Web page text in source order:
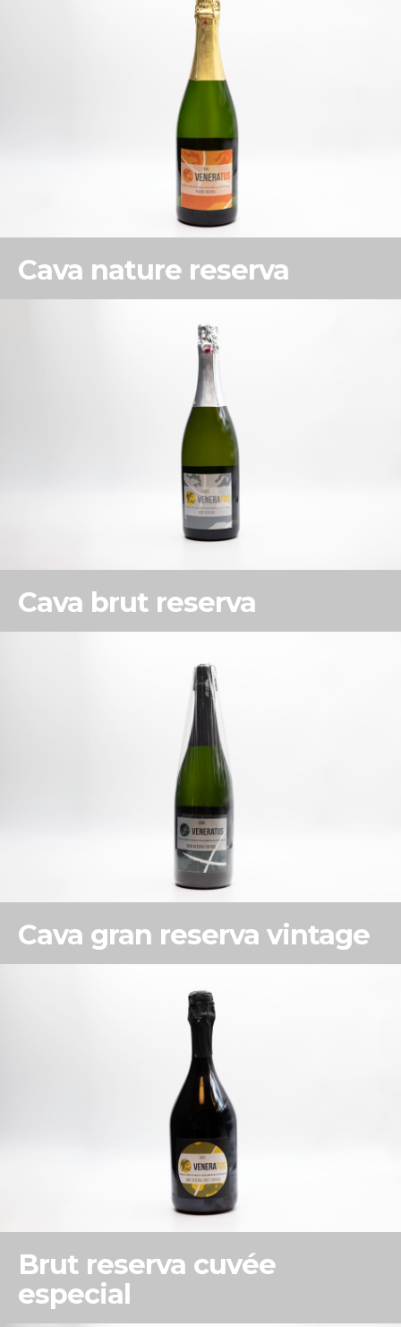
Cava nature reserva
Cava brut reserva
Cava gran reserva vintage
Brut reserva cuvée
especial